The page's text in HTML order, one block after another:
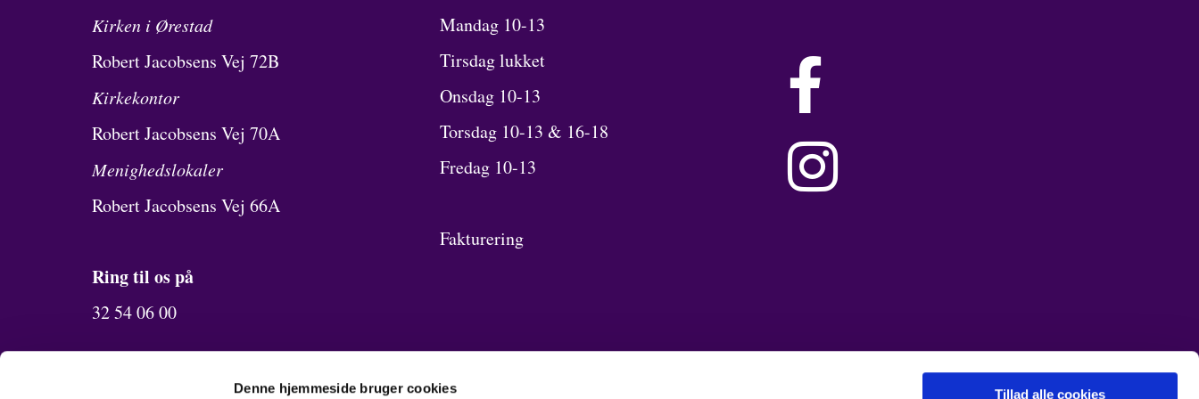
Denne hjemmeside bruger cookies Tillad alle cookies
Kirken i Ørestad
Robert Jacobsens Vej 72B
Kirkekontor
Robert Jacobsens Vej 70A
Menighedslokaler
Robert Jacobsens Vej 66A
Ring til os på
32 54 06 00
Mandag 10-13
Tirsdag lukket
Onsdag 10-13
Torsdag 10-13 & 16-18
Fredag 10-13
Fakturering

